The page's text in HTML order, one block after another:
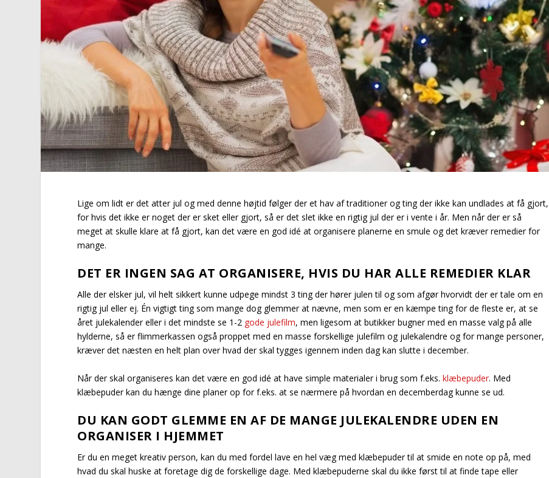
Lige om lidt er det atter jul og med denne højtid følger der et hav af traditioner og ting der ikke kan undlades at få gjort,
for hvis det ikke er noget der er sket eller gjort, så er det slet ikke en rigtig jul der er i vente i år. Men når der er så
meget at skulle klare at få gjort, kan det være en god idé at organisere planerne en smule og det kræver remedier for
mange.
DET ER INGEN SAG AT ORGANISERE, HVIS DU HAR ALLE REMEDIER KLAR
Alle der elsker jul, vil helt sikkert kunne udpege mindst 3 ting der hører julen til og som afgør hvorvidt der er tale om en
rigtig jul eller ej. Én vigtigt ting som mange dog glemmer at nævne, men som er en kæmpe ting for de fleste er, at se
året julekalender eller i det mindste se 1-2 gode julefilm, men ligesom at butikker bugner med en masse valg på alle
hylderne, så er flimmerkassen også proppet med en masse forskellige julefilm og julekalendre og for mange personer,
kræver det næsten en helt plan over hvad der skal tygges igennem inden dag kan slutte i december.
Når der skal organiseres kan det være en god idé at have simple materialer i brug som f.eks.klæbepuder. Med
klæbepuder kan du hænge dine planer op for f.eks. at se nærmere på hvordan en decemberdag kunne se ud.
DU KAN GODT GLEMME EN AF DE MANGE JULEKALENDRE UDEN EN
ORGANISER I HJEMMET
Er du en meget kreativ person, kan du med fordel lave en hel væg med klæbepuder til at smide en note op på, med
hvad du skal huske at foretage dig de forskellige dage. Med klæbepuderne skal du ikke først til at finde tape eller